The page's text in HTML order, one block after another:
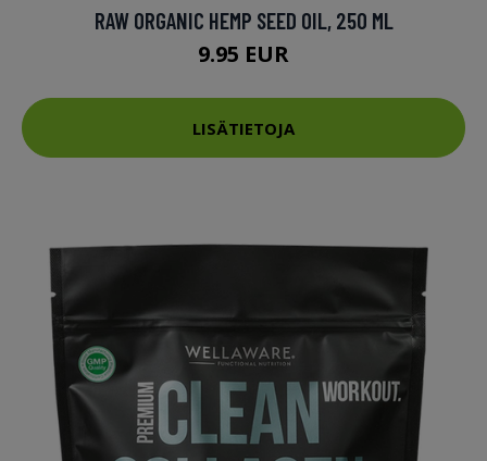
RAW ORGANIC HEMP SEED OIL, 250 ML
9.95 EUR
LISÄTIETOJA